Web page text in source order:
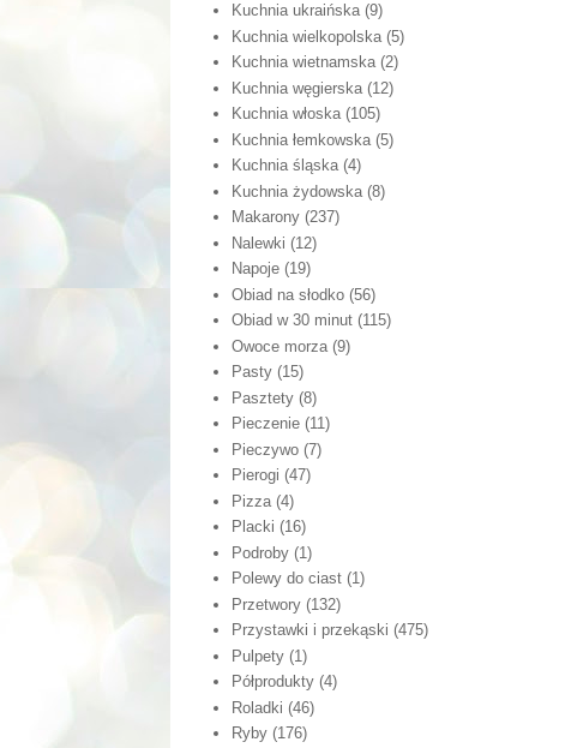
Kuchnia ukraińska (9)
Kuchnia wielkopolska (5)
Kuchnia wietnamska (2)
Kuchnia węgierska (12)
Kuchnia włoska (105)
Kuchnia łemkowska (5)
Kuchnia śląska (4)
Kuchnia żydowska (8)
Makarony (237)
Nalewki (12)
Napoje (19)
Obiad na słodko (56)
Obiad w 30 minut (115)
Owoce morza (9)
Pasty (15)
Pasztety (8)
Pieczenie (11)
Pieczywo (7)
Pierogi (47)
Pizza (4)
Placki (16)
Podroby (1)
Polewy do ciast (1)
Przetwory (132)
Przystawki i przekąski (475)
Pulpety (1)
Półprodukty (4)
Roladki (46)
Ryby (176)